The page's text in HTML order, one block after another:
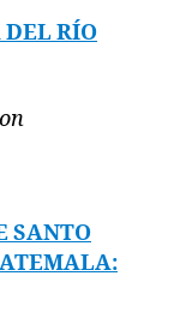
RÍO
SANTO